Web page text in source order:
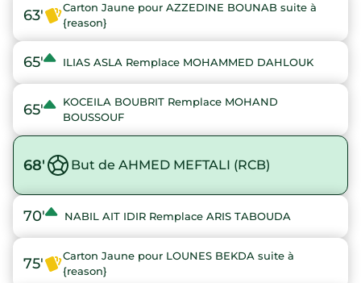
63'
Carton Jaune pour AZZEDINE BOUNAB suite à
{reason}
65' ILIAS ASLA Remplace MOHAMMED DAHLOUK
65'
KOCEILA BOUBRIT Remplace MOHAND
BOUSSOUF
68' But de AHMED MEFTALI (RCB)
70' NABIL AIT IDIR Remplace ARIS TABOUDA
75'
Carton Jaune pour LOUNES BEKDA suite à
{reason}